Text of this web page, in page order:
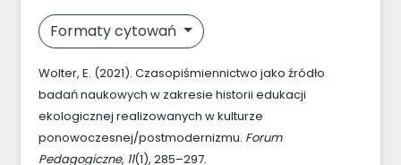
Formaty cytowań
Wolter, E. (2021). Czasopiśmiennictwo jako źródło
badań naukowych w zakresie historii edukacji
ekologicznej realizowanych w kulturze
ponowoczesnej/postmodernizmu. Forum
Pedagogiczne, 11(1), 285–297.